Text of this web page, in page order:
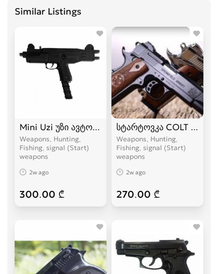
Similar Listings
Mini Uzi უზი ავტომატი სტარტოვკა
Weapons, Hunting,
Fishing, signal (Start)
weapons
2w ago
300.00 ₾
სტარტოვკა COLT 1911,
Weapons, Hunting,
Fishing, signal (Start)
weapons
2w ago
270.00 ₾